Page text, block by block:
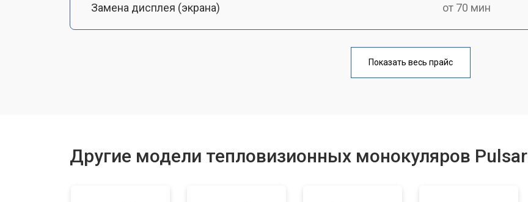
Замена дисплея (экрана) от 70 мин
от 80 мин
Показать весь прайс
Другие модели тепловизионных монокуляров Pulsar